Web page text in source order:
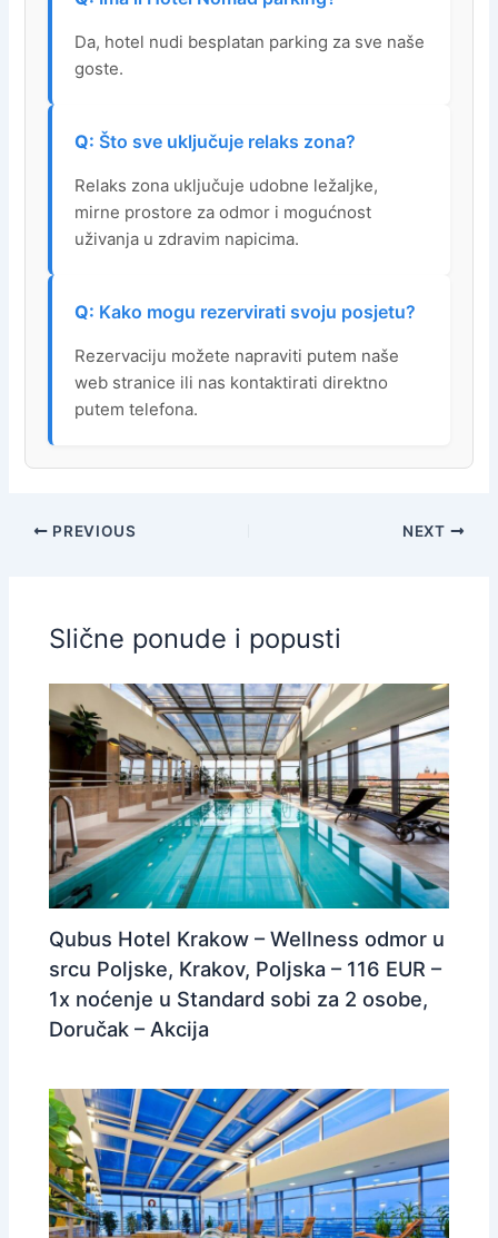
Da, hotel nudi besplatan parking za sve naše
goste.
Što sve uključuje relaks zona?
Relaks zona uključuje udobne ležaljke,
mirne prostore za odmor i mogućnost
uživanja u zdravim napicima.
Kako mogu rezervirati svoju posjetu?
Rezervaciju možete napraviti putem naše
web stranice ili nas kontaktirati direktno
putem telefona.
PREVIOUS NEXT
Slične ponude i popusti
Qubus Hotel Krakow – Wellness odmor u
srcu Poljske, Krakov, Poljska – 116 EUR –
1x noćenje u Standard sobi za 2 osobe,
Doručak – Akcija